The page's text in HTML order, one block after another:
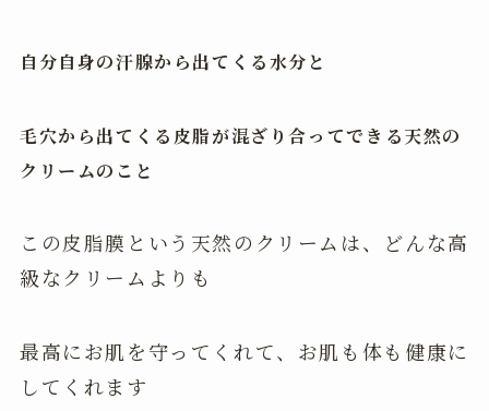
自分自身の汗腺から出てくる水分と
毛穴から出てくる皮脂が混ざり合ってできる天然の
クリームのこと
この皮脂膜という天然のクリームは、どんな高
級なクリームよりも
最高にお肌を守ってくれて、お肌も体も健康に
してくれます